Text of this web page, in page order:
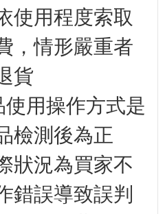
使用程度索取
，情形嚴重者
貨
用操作方式是
檢測後為正
狀況為買家不
錯誤導致誤判